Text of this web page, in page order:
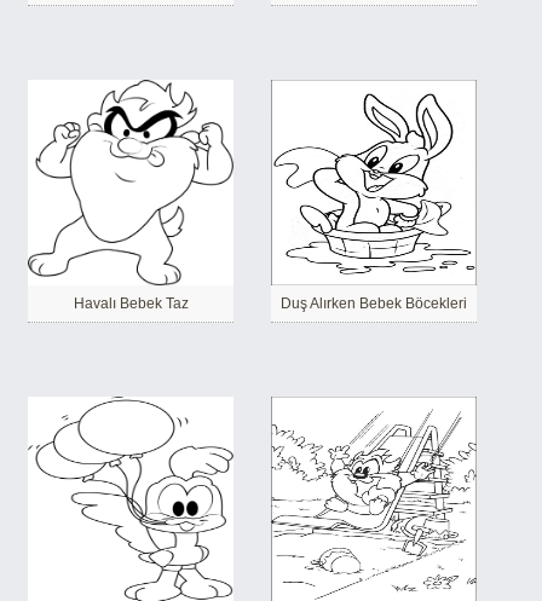
Havalı Bebek Taz Duş Alırken Bebek Böcekleri